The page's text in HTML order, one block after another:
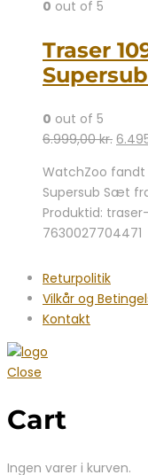
0 out of 5
Traser
0 out of 5
6.999,00kr. Den
pris
var:
WatchZoo fandt
Supersub Sæt
Produktid:
7630027704471
Returpolitik
Vilkår og
Kontakt
Close
Cart
Ingen varer i kurven.